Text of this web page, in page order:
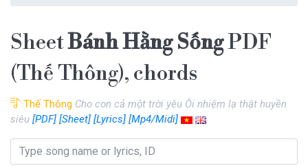
SheetBánh Hằng SốngPDF
(Thế Thông), chords
Thế Thông Cho con cả một trời yêu Ôi nhiệm lạ thật huyền
siêu [PDF] [Sheet] [Lyrics] [Mp4/Midi]